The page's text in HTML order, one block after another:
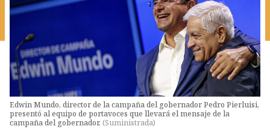
Edwin Mundo, director de la campaña del gobernador Pedro Pierluisi,
presentó al equipo de portavoces que llevará el mensaje de la
campaña del gobernador. (Suministrada)